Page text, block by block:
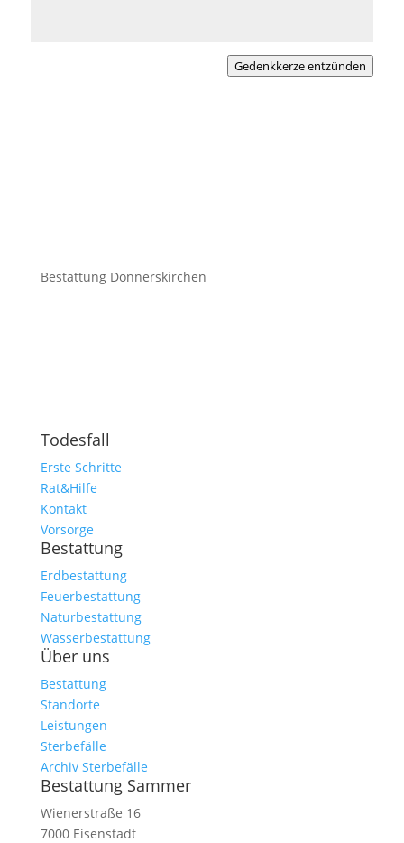
Gedenkkerze entzünden
Bestattung Donnerskirchen
Todesfall
Erste Schritte
Rat&Hilfe
Kontakt
Vorsorge
Bestattung
Erdbestattung
Feuerbestattung
Naturbestattung
Wasserbestattung
Über uns
Bestattung
Standorte
Leistungen
Sterbefälle
Archiv Sterbefälle
Bestattung Sammer
Wienerstraße 16
7000 Eisenstadt